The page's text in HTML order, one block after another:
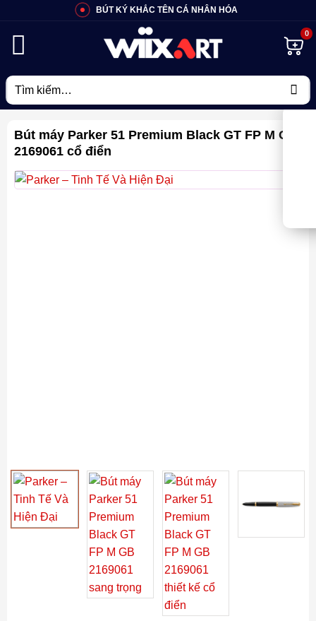
BÚT KÝ KHẮC TÊN CÁ NHÂN HÓA
Tìm
kiếm:
Bút máy Parker 51 Premium Black GT FP M GB
2169061 cổ điển